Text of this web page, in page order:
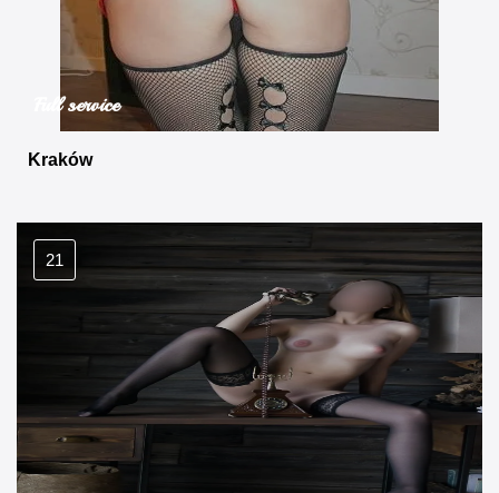
Full service
Kraków
21